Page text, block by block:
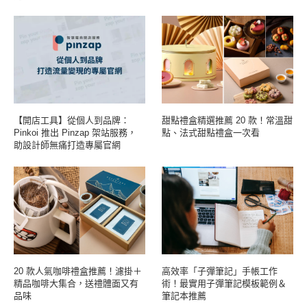
【開店工具】從個人到品牌：
Pinkoi 推出 Pinzap 架站服務，
助設計師無痛打造專屬官網
甜點禮盒精選推薦 20 款！常溫甜
點、法式甜點禮盒一次看
20 款人氣咖啡禮盒推薦！濾掛＋
精品咖啡大集合，送禮體面又有
品味
高效率「子彈筆記」手帳工作
術！最實用子彈筆記模板範例＆
筆記本推薦